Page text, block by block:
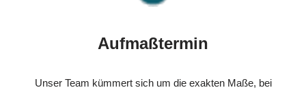
Aufmaßtermin
Unser Team kümmert sich um die exakten Maße, bei